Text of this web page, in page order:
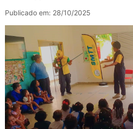
Publicado em: 28/10/2025